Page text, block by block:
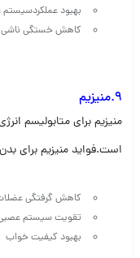
بهبود
کاهش خستگی ناشی
9.منیزیم
منیزیم برای متابولیسم
است.فواید منیزیم برای
کاهش گرفتگی
تقویت سیستم
بهبود کیفیت خواب